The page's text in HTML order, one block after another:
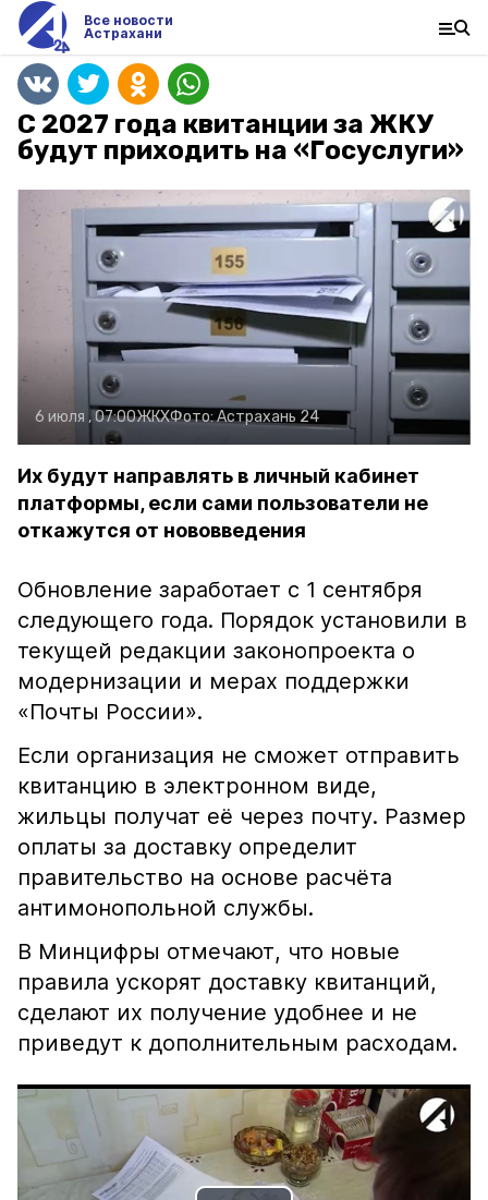
Все новости
Астрахани
С 2027 года квитанции за ЖКУ
будут приходить на «Госуслуги»
6 июля , 07:00ЖКХФото:Астрахань 24
Их будут направлять в личный кабинет
платформы, если сами пользователи не
откажутся от нововведения
Обновление заработает с 1 сентября
следующего года. Порядок установили в
текущей редакции законопроекта о
модернизации и мерах поддержки
«Почты России».
Если организация не сможет отправить
квитанцию в электронном виде,
жильцы получат её через почту. Размер
оплаты за доставку определит
правительство на основе расчёта
антимонопольной службы.
В Минцифры отмечают, что новые
правила ускорят доставку квитанций,
сделают их получение удобнее и не
приведут к дополнительным расходам.